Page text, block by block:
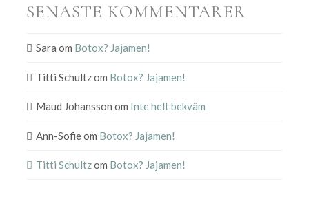
SENASTE KOMMENTARER
Sara om Botox? Jajamen!
Titti Schultzom Botox? Jajamen!
Maud Johansson om Inte helt bekväm
Ann-Sofieom Botox? Jajamen!
Titti Schultzom Botox? Jajamen!